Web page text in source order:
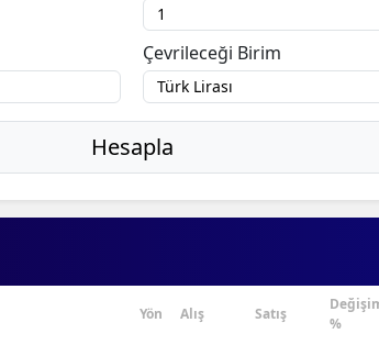
Çevrileceği Birim
Hesapla
Yön Alış Satış
%